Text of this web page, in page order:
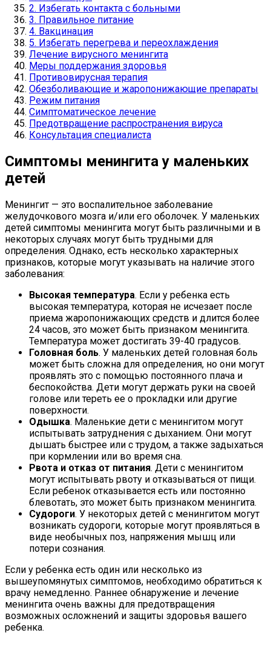
2. Избегать контакта с больными
3. Правильное питание
4. Вакцинация
5. Избегать перегрева и переохлаждения
Лечение вирусного менингита
Меры поддержания здоровья
Противовирусная терапия
Обезболивающие и жаропонижающие препараты
Режим питания
Симптоматическое лечение
Предотвращение распространения вируса
Консультация специалиста
Симптомы менингита у маленьких
детей
Менингит — это воспалительное заболевание
желудочкового мозга и/или его оболочек. У маленьких
детей симптомы менингита могут быть различными и в
некоторых случаях могут быть трудными для
определения. Однако, есть несколько характерных
признаков, которые могут указывать на наличие этого
заболевания:
Высокая температура. Если у ребенка есть
высокая температура, которая не исчезает после
приема жаропонижающих средств и длится более
24 часов, это может быть признаком менингита.
Температура может достигать 39-40 градусов.
Головная боль. У маленьких детей головная боль
может быть сложна для определения, но они могут
проявлять это с помощью постоянного плача и
беспокойства. Дети могут держать руки на своей
голове или тереть ее о прокладки или другие
поверхности.
Одышка. Маленькие дети с менингитом могут
испытывать затруднения с дыханием. Они могут
дышать быстрее или с трудом, а также задыхаться
при кормлении или во время сна.
Рвота и отказ от питания. Дети с менингитом
могут испытывать рвоту и отказываться от пищи.
Если ребенок отказывается есть или постоянно
блевотать, это может быть признаком менингита.
Судороги. У некоторых детей с менингитом могут
возникать судороги, которые могут проявляться в
виде необычных поз, напряжения мышц или
потери сознания.
Если у ребенка есть один или несколько из
вышеупомянутых симптомов, необходимо обратиться к
врачу немедленно. Раннее обнаружение и лечение
менингита очень важны для предотвращения
возможных осложнений и защиты здоровья вашего
ребенка.